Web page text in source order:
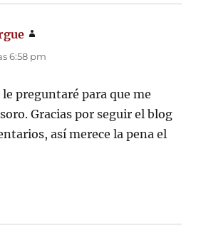
6:58 pm
le preguntaré para que me
Gracias por seguir el blog
así merece la pena el